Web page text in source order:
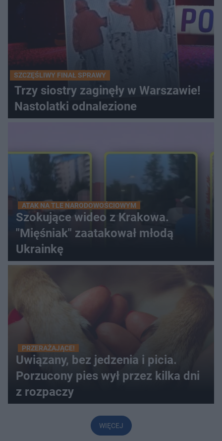
SZCZĘŚLIWY FINAŁ SPRAWY
Trzy siostry zaginęły w Warszawie!
Nastolatki odnalezione
ATAK NA TLE NARODOWOŚCIOWYM
Szokujące wideo z Krakowa.
"Mięśniak" zaatakował młodą
Ukrainkę
PRZERAŻAJĄCE!
Uwiązany, bez jedzenia i picia.
Porzucony pies wył przez kilka dni
z rozpaczy
WIĘCEJ